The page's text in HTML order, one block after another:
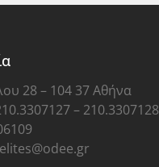
28 – 104 37 Αθήνα
– 210.3307128